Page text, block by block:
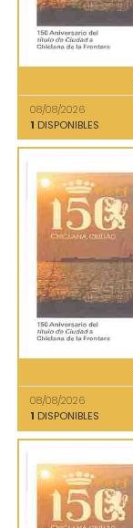
08/08/2026
1 DISPONIBLES
08/08/2026
1 DISPONIBLES